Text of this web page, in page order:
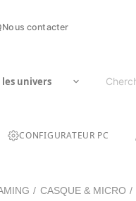
Nous contacter
CONFIGURATEUR PC
CASQUE & MICRO